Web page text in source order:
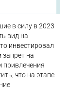
в силу в 2023
вид на
инвестировал
запрет на
привлечения
что на этапе